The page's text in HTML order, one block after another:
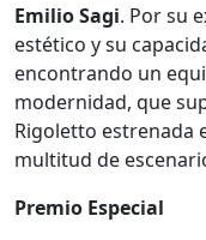
Emilio Sagi. Por su
estético y su
encontrando un
modernidad, que
Rigoletto estrenada
multitud de
Premio Especial